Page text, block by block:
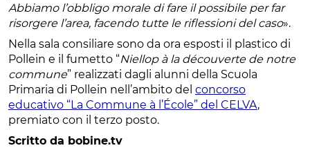
Abbiamo l’obbligo morale di fare il possibile per far
risorgere l’area, facendo tutte le riflessioni del caso».
Nella sala consiliare sono da ora esposti il plastico di
Pollein e il fumetto “Niellop à la découverte de notre
commune” realizzati dagli alunni della Scuola
Primaria di Pollein nell’ambito del concorso
educativo “La Commune à l’École” del CELVA,
premiato con il terzo posto.
Scritto da bobine.tv